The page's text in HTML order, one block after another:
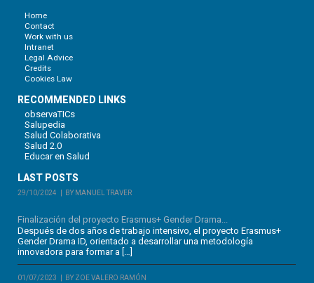
Home
Contact
Work with us
Intranet
Legal Advice
Credits
Cookies Law
RECOMMENDED LINKS
observaTICs
Salupedia
Salud Colaborativa
Salud 2.0
Educar en Salud
LAST POSTS
29/10/2024 BY MANUEL TRAVER
Finalización del proyecto Erasmus+ Gender Drama...
Después de dos años de trabajo intensivo, el proyecto Erasmus+
Gender Drama ID, orientado a desarrollar una metodología
innovadora para formar a […]
01/07/2023 BY ZOE VALERO RAMÓN